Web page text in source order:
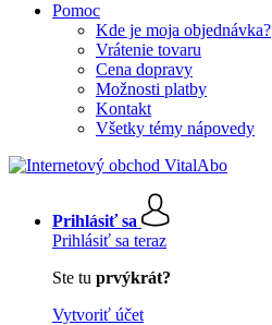
Pomoc
Kde je moja objednávka?
Vrátenie tovaru
Cena dopravy
Možnosti platby
Kontakt
Všetky témy nápovedy
Prihlásiť sa
Prihlásiť sa teraz
Ste tu prvýkrát?
Vytvoriť účet